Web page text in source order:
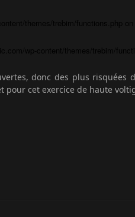
themes/trebim/functions.php
wp-content/themes/trebim/
donc des plus risquées
pour cet exercice de haute